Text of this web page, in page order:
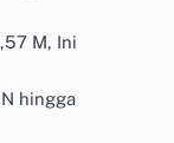
M, Ini
hingga